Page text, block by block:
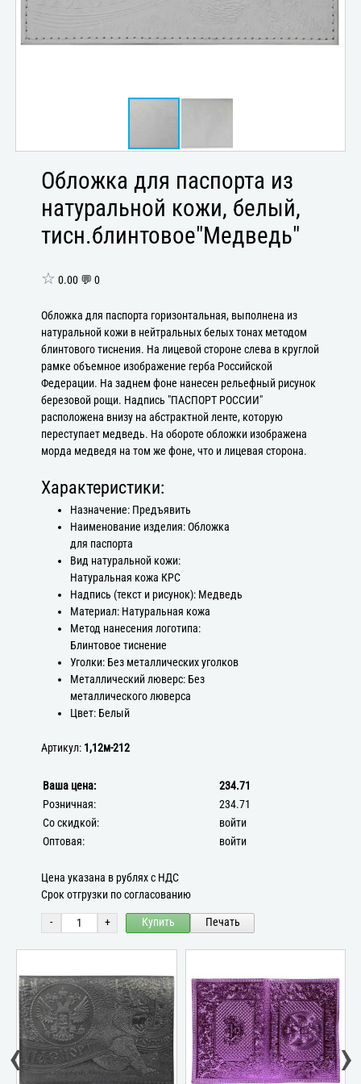
Обложка для паспорта из
натуральной кожи, белый,
тисн.блинтовое"Медведь"
☆ 0.00 💬 0
Обложка для паспорта горизонтальная, выполнена из
натуральной кожи в нейтральных белых тонах методом
блинтового тиснения. На лицевой стороне слева в круглой
рамке объемное изображение герба Российской
Федерации. На заднем фоне нанесен рельефный рисунок
березовой рощи. Надпись "ПАСПОРТ РОССИИ"
расположена внизу на абстрактной ленте, которую
переступает медведь. На обороте обложки изображена
морда медведя на том же фоне, что и лицевая сторона.
Характеристики:
Назначение: Предъявить
Наименование изделия: Обложка
для паспорта
Вид натуральной кожи:
Натуральная кожа КРС
Надпись (текст и рисунок): Медведь
Материал: Натуральная кожа
Метод нанесения логотипа:
Блинтовое тиснение
Уголки: Без металлических уголков
Металлический люверс: Без
металлического люверса
Цвет: Белый
Артикул: 1,12м-212
Ваша цена:
234.71
Розничная:
234.71
Со скидкой:
войти
Оптовая:
войти
Цена указана в рублях с НДС
Срок отгрузки по согласованию
- + Купить Печать
‹ ›